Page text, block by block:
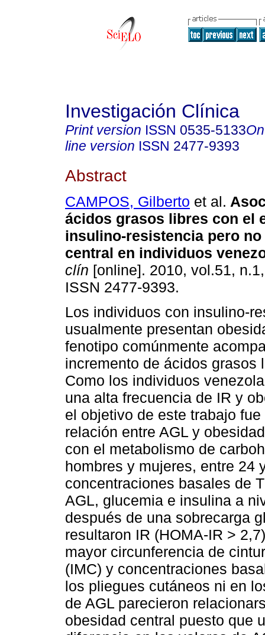
Investigación Clínica
Print version ISSN 0535-5133
line version ISSN 2477-9393
Abstract
CAMPOS, Gilberto et al.
ácidos grasos libres con el
insulino-resistencia pero
central en individuos
clín [online]. 2010, vol.51,
ISSN 2477-9393.
Los individuos con insulino-
usualmente presentan
fenotipo comúnmente
incremento de ácidos grasos
Como los individuos
una alta frecuencia de IR y
el objetivo de este trabajo
relación entre AGL y
con el metabolismo de
hombres y mujeres, entre 24
concentraciones basales de
AGL, glucemia e insulina a
después de una sobrecarga
resultaron IR (HOMA-IR >
mayor circunferencia de
(IMC) y concentraciones
los pliegues cutáneos ni en
de AGL parecieron
obesidad central puesto que